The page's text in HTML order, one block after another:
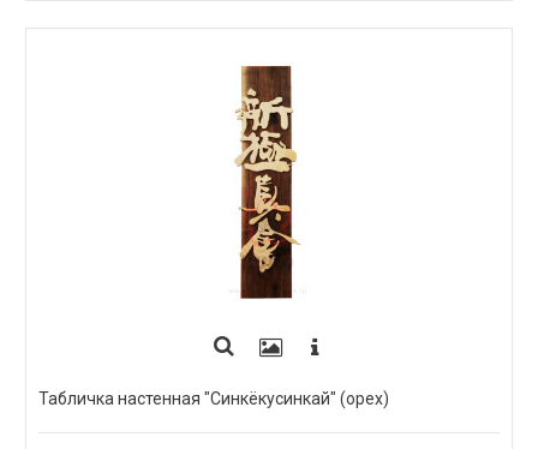
Табличка настенная "Синкёкусинкай" (орех)